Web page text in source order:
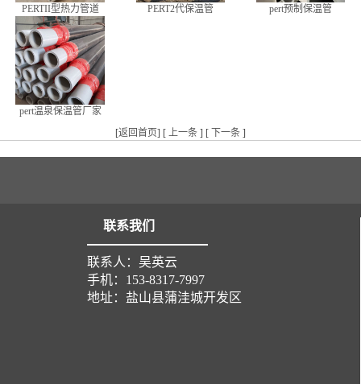
PERTII型热力管道 PERT2代保温管 pert预制保温管
pert温泉保温管厂家
[返回首页] [ 上一条 ] [ 下一条 ]
联系我们
联系人：吴英云
手机：153-8317-7997
地址：盐山县蒲洼城开发区